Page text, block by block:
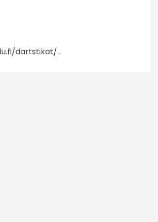
dartstikat/ .